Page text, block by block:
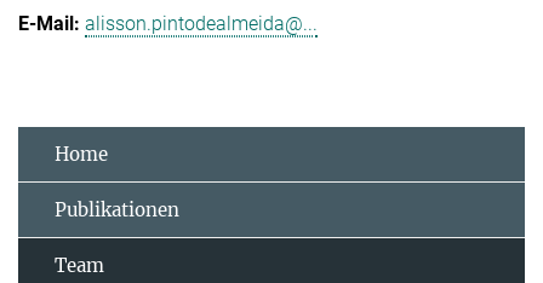
alisson.pintodealmeida@...
Home
Publikationen
Team